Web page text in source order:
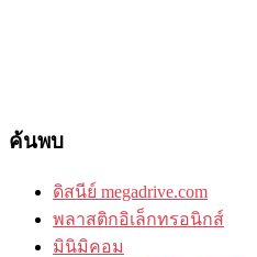
ค้นพบ
ดิสนีย์ megadrive.com
พลาสติกอิเล็กทรอนิกส์
มินิมิคอม